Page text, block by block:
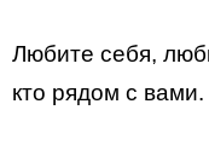
Любите себя,
кто рядом с вами.